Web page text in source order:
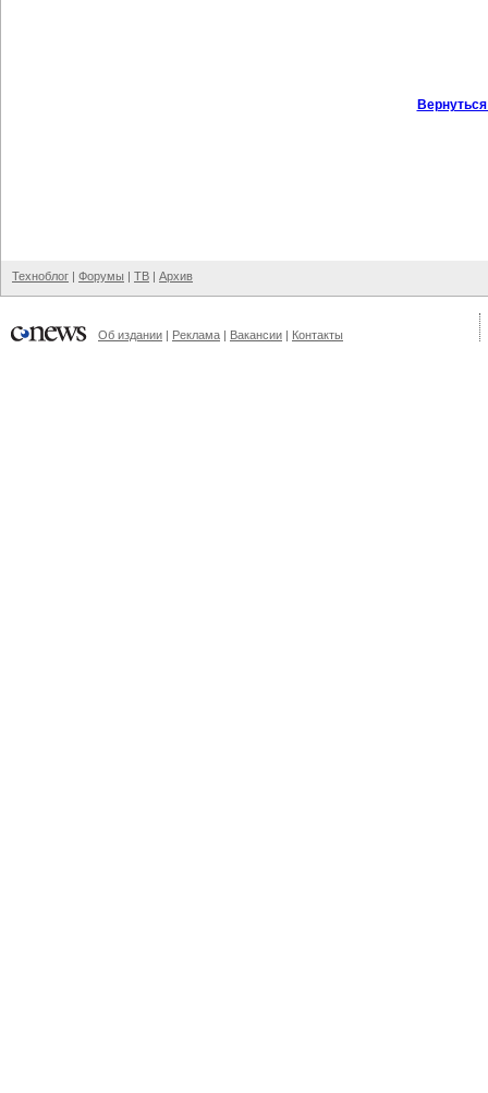
Техноблог | Форумы | ТВ | Архив
Об издании | Реклама | Вакансии | Контакты